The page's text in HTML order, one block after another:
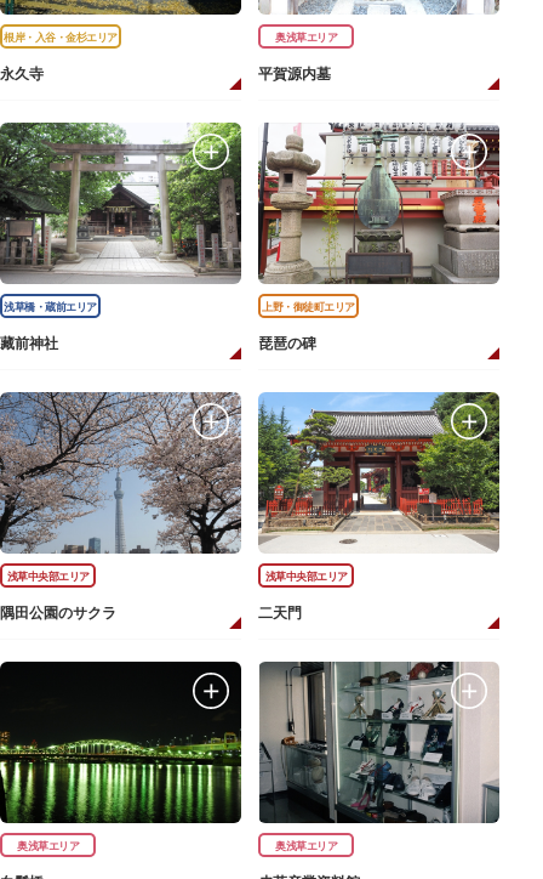
根岸・入谷・金杉エリア
永久寺
奥浅草エリア
平賀源内墓
浅草橋・蔵前エリア
藏前神社
上野・御徒町エリア
琵琶の碑
浅草中央部エリア
隅田公園のサクラ
浅草中央部エリア
二天門
奥浅草エリア 奥浅草エリア